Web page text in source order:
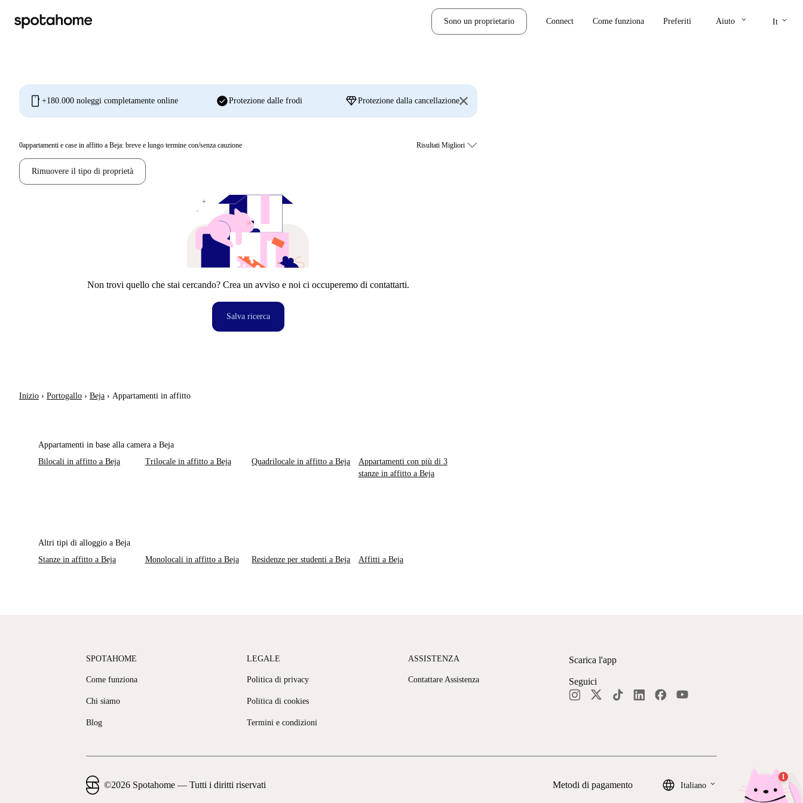
Sono un proprietario Connect Come funziona Preferiti Aiuto keyboard_arrow_down It keyboard_arrow_down
mobile +180.000 noleggi completamente online check_circleProtezione dalle frodi diamondProtezione dalla cancellazione
0appartamenti e case in affitto a Beja: breve e lungo termine con/senza cauzione
Rimuovere il tipo di proprietà
Non trovi quello che stai cercando? Crea un avviso e noi ci occuperemo di contattarti.
Salva ricerca
Inizio › Portogallo › Beja › Appartamenti in affitto
Appartamenti in base alla camera a Beja
Bilocali in affitto a Beja
Trilocale in affitto a Beja Quadrilocale in affitto a Beja
Appartamenti con più di 3
stanze in affitto a Beja
Altri tipi di alloggio a Beja
Stanze in affitto a Beja
Monolocali in affitto a Beja Residenze per studenti a Beja Affitti a Beja
SPOTAHOME
Come funziona
Chi siamo
Blog
LEGALE
Politica di privacy
Politica di cookies
Termini e condizioni
ASSISTENZA
Contattare Assistenza
Scarica l'app
Seguici
©2026 Spotahome — Tutti i diritti riservati Metodi di pagamento Italiano keyboard_arrow_down